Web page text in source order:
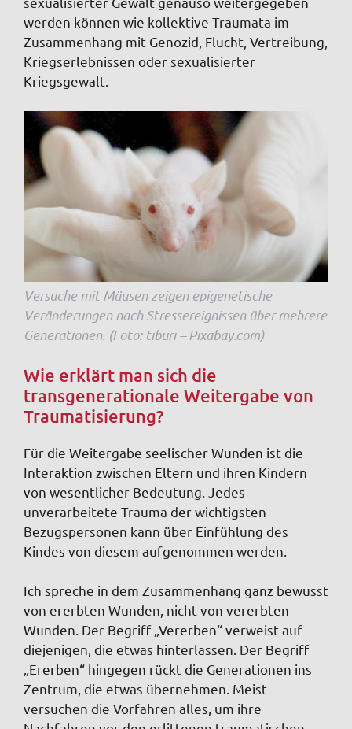
werden können wie kollektive Traumata im
Zusammenhang mit Genozid, Flucht, Vertreibung,
Kriegserlebnissen oder sexualisierter
Kriegsgewalt.
Versuche mit Mäusen zeigen epigenetische
Veränderungen nach Stressereignissen über mehrere
Generationen. (Foto: tiburi – Pixabay.com)
Wie erklärt man sich die
transgenerationale Weitergabe von
Traumatisierung?
Für die Weitergabe seelischer Wunden ist die
Interaktion zwischen Eltern und ihren Kindern
von wesentlicher Bedeutung. Jedes
unverarbeitete Trauma der wichtigsten
Bezugspersonen kann über Einfühlung des
Kindes von diesem aufgenommen werden.
Ich spreche in dem Zusammenhang ganz bewusst
von ererbten Wunden, nicht von vererbten
Wunden. Der Begriff „Vererben“ verweist auf
diejenigen, die etwas hinterlassen. Der Begriff
„Ererben“ hingegen rückt die Generationen ins
Zentrum, die etwas übernehmen. Meist
versuchen die Vorfahren alles, um ihre